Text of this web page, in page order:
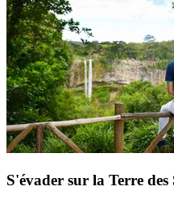
S'évader sur la Terre